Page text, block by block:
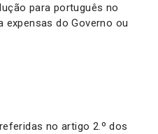
para português no
do Governo ou
no artigo 2.º dos